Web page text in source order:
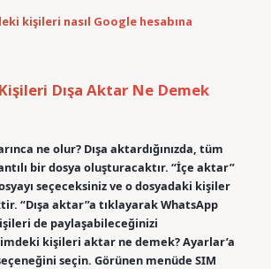
kişileri nasıl Google hesabına
Dışa Aktar Ne Demek
ne olur? Dışa aktardığınızda, tüm
bir dosya oluşturacaktır. “İçe aktar”
seçeceksiniz ve o dosyadaki kişiler
“Dışa aktar”a tıklayarak WhatsApp
de paylaşabileceğinizi
kişileri aktar ne demek? Ayarlar’a
seçin. Görünen menüde SIM